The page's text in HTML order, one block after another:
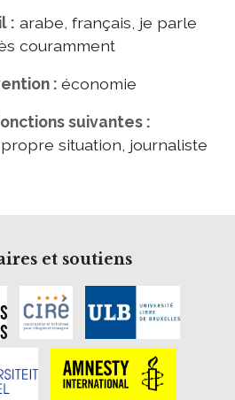
: arabe, français, je parle
couramment
: économie
suivantes :
situation, journaliste
et soutiens